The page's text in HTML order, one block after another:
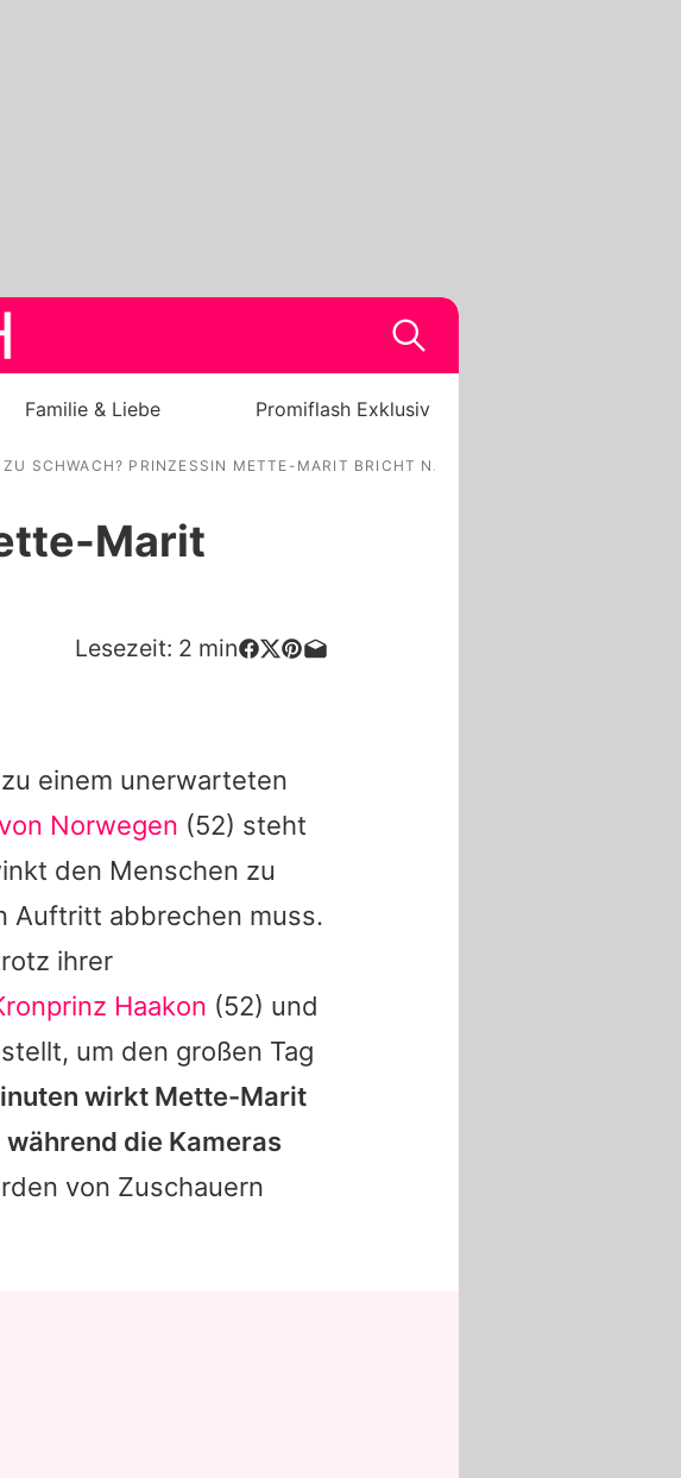
Familie & Liebe Promiflash Exklusiv
ZU SCHWACH? PRINZESSIN METTE-MARIT BRICHT NATIONALFEIER AB
Marit
Lesezeit: 2 min
einem unerwarteten
Norwegen (52) steht
den Menschen zu
Auftritt abbrechen muss.
ihrer
Haakon (52) und
um den großen Tag
wirkt Mette-Marit
die Kameras
von Zuschauern